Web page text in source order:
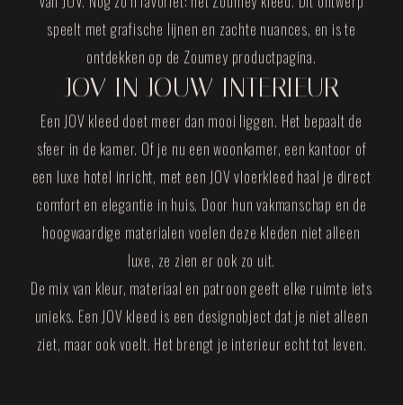
speelt met grafische lijnen en zachte nuances, en is te
ontdekken op de Zoumey productpagina.
JOV IN JOUW INTERIEUR
Een JOV kleed doet meer dan mooi liggen. Het bepaalt de
sfeer in de kamer. Of je nu een woonkamer, een kantoor of
een luxe hotel inricht, met een JOV vloerkleed haal je direct
comfort en elegantie in huis. Door hun vakmanschap en de
hoogwaardige materialen voelen deze kleden niet alleen
luxe, ze zien er ook zo uit.
De mix van kleur, materiaal en patroon geeft elke ruimte iets
unieks. Een JOV kleed is een designobject dat je niet alleen
ziet, maar ook voelt. Het brengt je interieur echt tot leven.